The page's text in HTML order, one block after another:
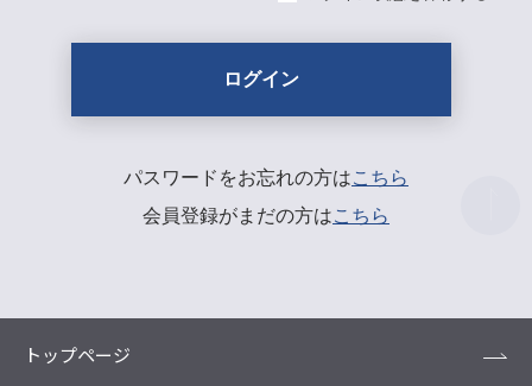
パスワードをお忘れの方はこちら
会員登録がまだの方はこちら
トップページ